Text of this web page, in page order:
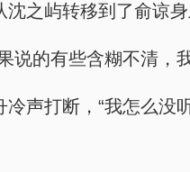
之屿转移到了俞谅身
说的有些含糊不清，
声打断，“我怎么没